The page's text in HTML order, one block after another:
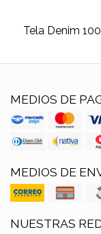
Tela Denim
MEDIOS DE
MEDIOS DE
NUESTRAS